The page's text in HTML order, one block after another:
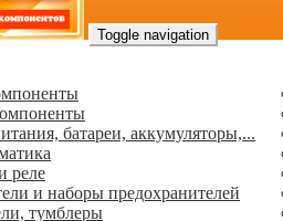
Toggle navigation
батареи, аккумуляторы,...
реле
и наборы предохранителей
тумблеры